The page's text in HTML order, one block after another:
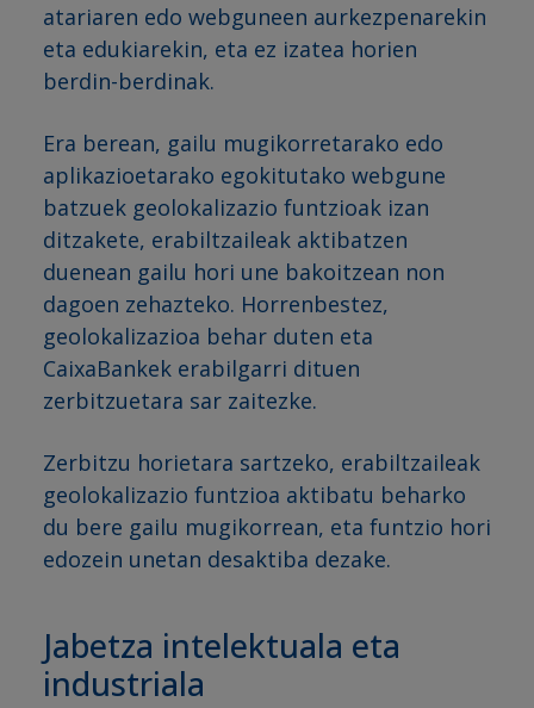
atariaren edo webguneen aurkezpenarekin
eta edukiarekin, eta ez izatea horien
berdin-berdinak.
Era berean, gailu mugikorretarako edo
aplikazioetarako egokitutako webgune
batzuek geolokalizazio funtzioak izan
ditzakete, erabiltzaileak aktibatzen
duenean gailu hori une bakoitzean non
dagoen zehazteko. Horrenbestez,
geolokalizazioa behar duten eta
CaixaBankek erabilgarri dituen
zerbitzuetara sar zaitezke.
Zerbitzu horietara sartzeko, erabiltzaileak
geolokalizazio funtzioa aktibatu beharko
du bere gailu mugikorrean, eta funtzio hori
edozein unetan desaktiba dezake.
Jabetza intelektuala eta
industriala